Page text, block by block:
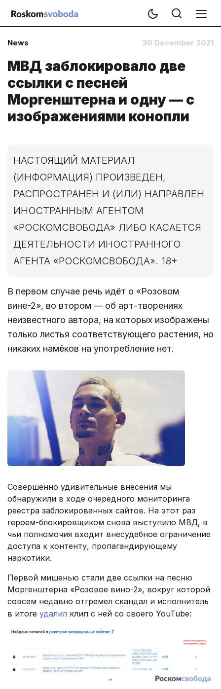
News 30 December 2021
МВД заблокировало две
ссылки с песней
Моргенштерна и одну — с
изображениями конопли
НАСТОЯЩИЙ МАТЕРИАЛ
(ИНФОРМАЦИЯ) ПРОИЗВЕДЕН,
РАСПРОСТРАНЕН И (ИЛИ) НАПРАВЛЕН
ИНОСТРАННЫМ АГЕНТОМ
«РОСКОМСВОБОДА» ЛИБО КАСАЕТСЯ
ДЕЯТЕЛЬНОСТИ ИНОСТРАННОГО
АГЕНТА «РОСКОМСВОБОДА». 18+
В первом случае речь идёт о «Розовом
вине-2», во втором — об арт-творениях
неизвестного автора, на которых изображены
только листья соответствующего растения, но
никаких намёков на употребление нет.
Совершенно удивительные внесения мы
обнаружили в ходе очередного мониторинга
реестра заблокированных сайтов. На этот раз
героем-блокировщиком снова выступило МВД, в
чьи полномочия входит внесудебное ограничение
доступа к контенту, пропагандирующему
наркотики.
Первой мишенью стали две ссылки на песню
Моргенштерна «Розовое вино-2», вокруг которой
совсем недавно отгремел скандал и исполнитель
в итоге удалил клип с ней со своего YouTube: